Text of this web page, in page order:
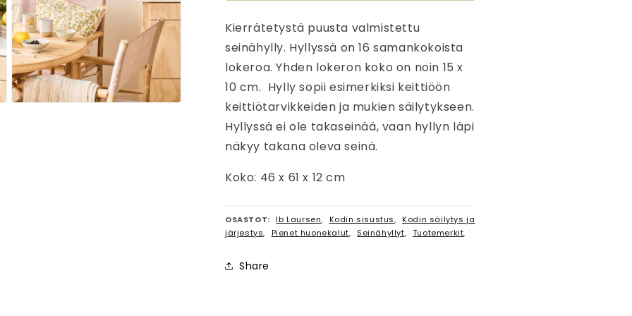
Kierrätetystä puusta valmistettu
seinähylly. Hyllyssä on 16 samankokoista
lokeroa. Yhden lokeron koko on noin 15 x
10 cm. Hylly sopii esimerkiksi keittiöön
keittiötarvikkeiden ja mukien säilytykseen.
Hyllyssä ei ole takaseinää, vaan hyllyn läpi
näkyy takana oleva seinä.
Koko: 46 x 61 x 12 cm
OSASTOT: Ib Laursen, Kodin sisustus,
Kodin säilytys ja
järjestys, Pienet huonekalut, Seinähyllyt, Tuotemerkit,
Share